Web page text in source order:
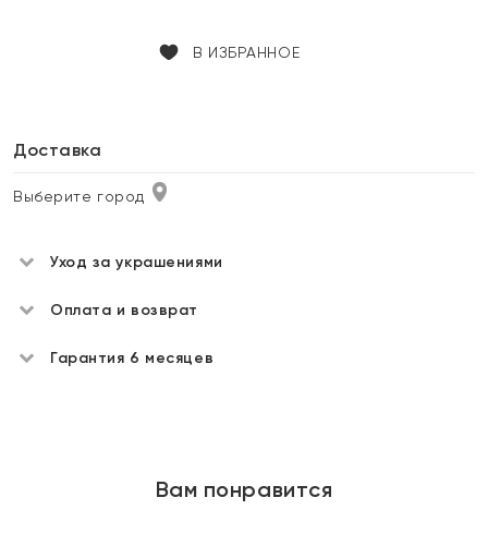
В ИЗБРАННОЕ
Доставка
Выберите город
Уход за украшениями
Оплата и возврат
Гарантия 6 месяцев
Вам понравится